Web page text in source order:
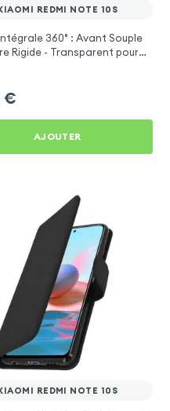
REDMI NOTE 10S
360° : Avant Souple
Rigide - Transparent pour
€
AJOUTER
REDMI NOTE 10S